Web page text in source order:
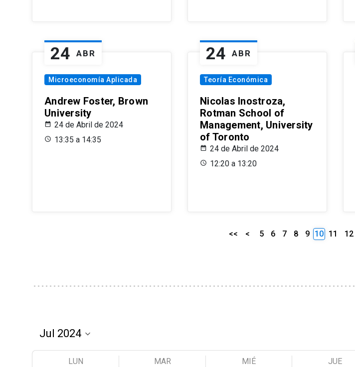
24 ABR
Microeconomía Aplicada
Andrew Foster, Brown
University
24 de Abril de 2024
13:35 a 14:35
24 ABR
Teoría Económica
Nicolas Inostroza,
Rotman School of
Management, University
of Toronto
24 de Abril de 2024
12:20 a 13:20
<< < 5 6 7 8 9 10 11 12
LUN MAR MIÉ JUE